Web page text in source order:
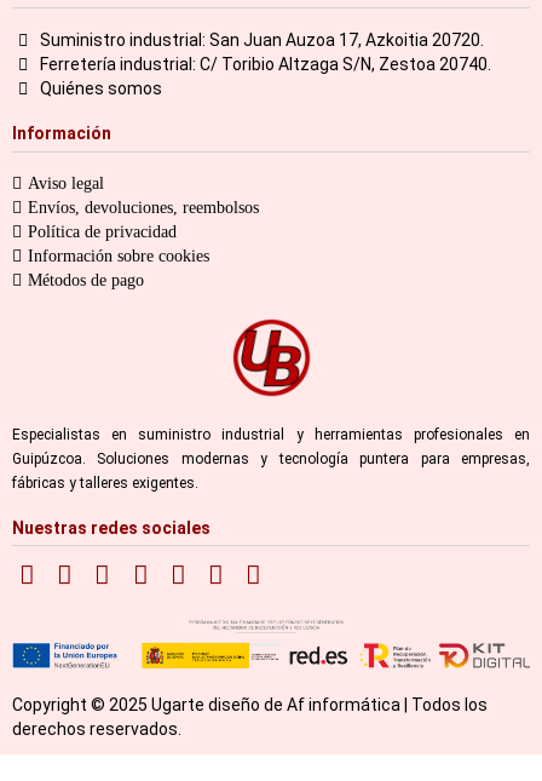
Suministro industrial: San Juan Auzoa 17, Azkoitia 20720.
Ferretería industrial: C/ Toribio Altzaga S/N, Zestoa 20740.
Quiénes somos
Información
Aviso legal
Envíos, devoluciones, reembolsos
Política de privacidad
Información sobre cookies
Métodos de pago
Especialistas en suministro industrial y herramientas profesionales en
Guipúzcoa. Soluciones modernas y tecnología puntera para empresas,
fábricas y talleres exigentes.
Nuestras redes sociales
Copyright © 2025 Ugarte diseño de Af informática | Todos los
derechos reservados.